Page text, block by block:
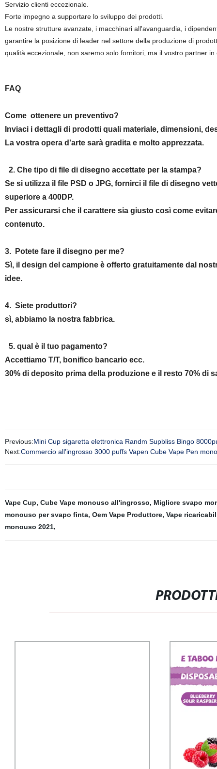
Servizio clienti eccezionale.
Forte impegno a supportare lo sviluppo dei prodotti.
Le nostre strutture avanzate, i macchinari all'avanguardia, i
garantire la posizione di leader nel settore della produzione di
qualità eccezionale, non saremo solo fornitori, ma il vostro partner in
FAQ
Come ottenere un preventivo?
Inviaci i dettagli di prodotti quali materiale, dimensioni,
La vostra opera d'arte sarà gradita e molto apprezzata.
2. Che tipo di file di disegno accettate per la stampa?
Se si utilizza il file PSD o JPG, fornirci il file di disegno
superiore a 400DP.
Per assicurarsi che il carattere sia giusto così come
contenuto.
3. Potete fare il disegno per me?
Sì, il design del campione è offerto gratuitamente dal
idee.
4. Siete produttori?
sì, abbiamo la nostra fabbrica.
5. qual è il tuo pagamento?
Accettiamo T/T, bonifico bancario ecc.
30% di deposito prima della produzione e il resto 70% di
Previous:Mini Cup sigaretta elettronica Randm Supbliss Bingo
Next:Commercio all′ingrosso 3000 puffs Vapen Cube Vape Pen
Vape Cup, Cube Vape monouso all'ingrosso, Migliore svapo
monouso per svapo finta, Oem Vape Produttore, Vape
monouso 2021,